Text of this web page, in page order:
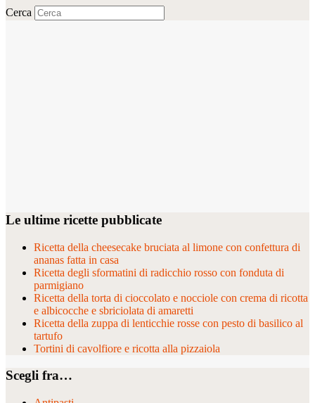
Cerca
Le ultime ricette pubblicate
Ricetta della cheesecake bruciata al limone con confettura di
ananas fatta in casa
Ricetta degli sformatini di radicchio rosso con fonduta di
parmigiano
Ricetta della torta di cioccolato e nocciole con crema di ricotta
e albicocche e sbriciolata di amaretti
Ricetta della zuppa di lenticchie rosse con pesto di basilico al
tartufo
Tortini di cavolfiore e ricotta alla pizzaiola
Scegli fra…